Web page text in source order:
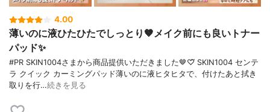
4.00
薄いのに液ひたひたでしっとり🤎メイク前にも良いトナー
パッド✨️
#PR SKIN1004さまから商品提供いただきました🤎♡⃛ SKIN1004 センテ
ラ クイック カーミングパッド薄いのに液ヒタヒタで、付けたあと拭き
取りを行…続きを見る